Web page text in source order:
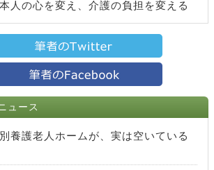
人の心を変え、介護の負担を変える
ュース
養護老人ホームが、実は空いている